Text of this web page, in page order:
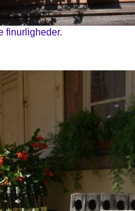
finurligheder.